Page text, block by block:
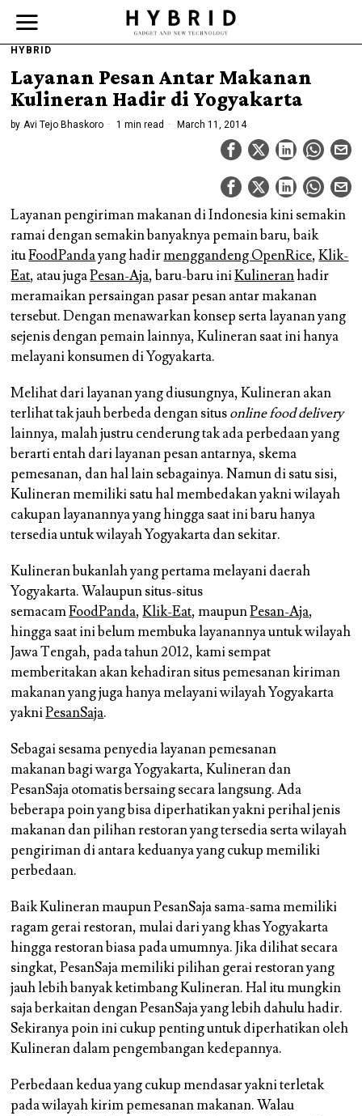
HYBRID
Layanan Pesan Antar Makanan
Kulineran Hadir di Yogyakarta
by Avi Tejo Bhaskoro 1 min read March 11, 2014
Layanan pengiriman makanan di Indonesia kini semakin
ramai dengan semakin banyaknya pemain baru, baik
ituFoodPandayang hadirmenggandeng OpenRice,Klik-
Eat, atau jugaPesan-Aja, baru-baru iniKulineranhadir
meramaikan persaingan pasar pesan antar makanan
tersebut. Dengan menawarkan konsep serta layanan yang
sejenis dengan pemain lainnya, Kulineran saat ini hanya
melayani konsumen di Yogyakarta.
Melihat dari layanan yang diusungnya, Kulineran akan
terlihat tak jauh berbeda dengan situsonline food delivery
lainnya, malah justru cenderung tak ada perbedaan yang
berarti entah dari layanan pesan antarnya, skema
pemesanan, dan hal lain sebagainya. Namun di satu sisi,
Kulineran memiliki satu hal membedakan yakni wilayah
cakupan layanannya yang hingga saat ini baru hanya
tersedia untuk wilayah Yogyakarta dan sekitar.
Kulineran bukanlah yang pertama melayani daerah
Yogyakarta. Walaupun situs-situs
semacamFoodPanda,Klik-Eat, maupunPesan-Aja,
hingga saat ini belum membuka layanannya untuk wilayah
Jawa Tengah, pada tahun 2012, kami sempat
memberitakan akan kehadiran situs pemesanan kiriman
makanan yang juga hanya melayani wilayah Yogyakarta
yakniPesanSaja.
Sebagai sesama penyedia layanan pemesanan
makanan bagi warga Yogyakarta, Kulineran dan
PesanSaja otomatis bersaing secara langsung. Ada
beberapa poin yang bisa diperhatikan yakni perihal jenis
makanan dan pilihan restoran yang tersedia serta wilayah
pengiriman di antara keduanya yang cukup memiliki
perbedaan.
Baik Kulineran maupun PesanSaja sama-sama memiliki
ragam gerai restoran, mulai dari yang khas Yogyakarta
hingga restoran biasa pada umumnya. Jika dilihat secara
singkat, PesanSaja memiliki pilihan gerai restoran yang
jauh lebih banyak ketimbang Kulineran. Hal itu mungkin
saja berkaitan dengan PesanSaja yang lebih dahulu hadir.
Sekiranya poin ini cukup penting untuk diperhatikan oleh
Kulineran dalam pengembangan kedepannya.
Perbedaan kedua yang cukup mendasar yakni terletak
pada wilayah kirim pemesanan makanan. Walau